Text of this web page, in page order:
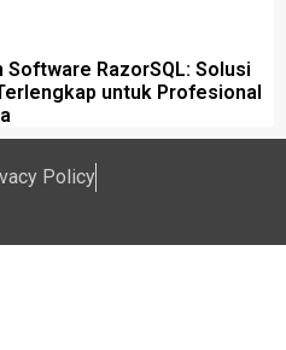
Software RazorSQL: Solusi
untuk Profesional
Policy